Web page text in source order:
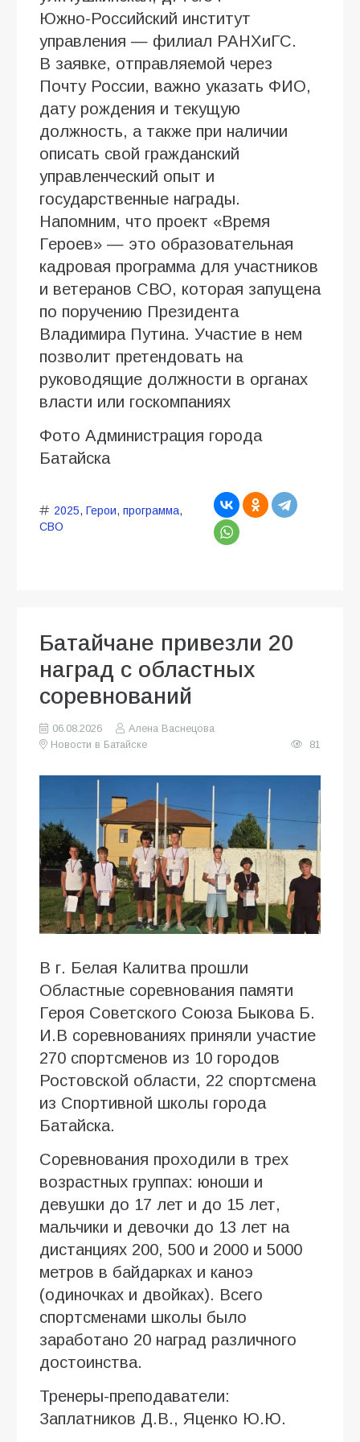
Южно-Российский институт
управления — филиал РАНХиГС.
В заявке, отправляемой через
Почту России, важно указать ФИО,
дату рождения и текущую
должность, а также при наличии
описать свой гражданский
управленческий опыт и
государственные награды.
Напомним, что проект «Время
Героев» — это образовательная
кадровая программа для участников
и ветеранов СВО, которая запущена
по поручению Президента
Владимира Путина. Участие в нем
позволит претендовать на
руководящие должности в органах
власти или госкомпаниях
Фото Администрация города
Батайска
2025, Герои, программа,
СВО
Батайчане привезли 20
наград с областных
соревнований
06.08.2026
Алена Васнецова
Новости в Батайске
81
В г. Белая Калитва прошли
Областные соревнования памяти
Героя Советского Союза Быкова Б.
И.В соревнованиях приняли участие
270 спортсменов из 10 городов
Ростовской области, 22 спортсмена
из Спортивной школы города
Батайска.
Соревнования проходили в трех
возрастных группах: юноши и
девушки до 17 лет и до 15 лет,
мальчики и девочки до 13 лет на
дистанциях 200, 500 и 2000 и 5000
метров в байдарках и каноэ
(одиночках и двойках). Всего
спортсменами школы было
заработано 20 наград различного
достоинства.
Тренеры-преподаватели:
Заплатников Д.В., Яценко Ю.Ю.